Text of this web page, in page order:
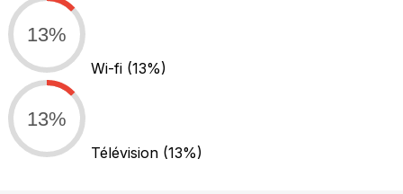
13%
Wi-fi (13%)
13%
Télévision (13%)